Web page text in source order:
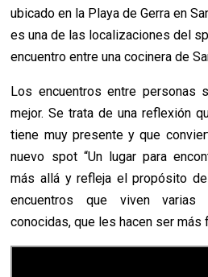
ubicado en la Playa de Gerra en
es una de las localizaciones del
encuentro entre una cocinera de
Los encuentros entre personas
mejor. Se trata de una reflexión
tiene muy presente y que
nuevo spot “Un lugar para
más allá y refleja el propósito
encuentros que viven varias
conocidas, que les hacen ser más